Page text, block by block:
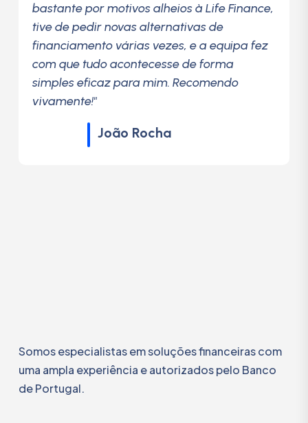
bastante por motivos alheios à Life Finance,
tive de pedir novas alternativas de
financiamento várias vezes, e a equipa fez
com que tudo acontecesse de forma
simples eficaz para mim. Recomendo
vivamente!"
João Rocha
Somos especialistas em soluções financeiras com
uma ampla experiência e autorizados pelo Banco
de Portugal.